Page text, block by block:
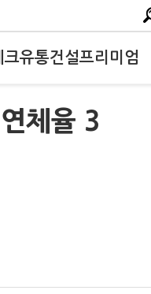
크유통건설프리미엄
체율 3